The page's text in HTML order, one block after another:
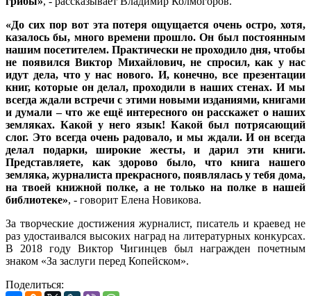
«До сих пор вот эта потеря ощущается очень остро, хотя,
казалось бы, много времени прошло. Он был постоянным
нашим посетителем. Практически не проходило дня, чтобы
не появился Виктор Михайлович, не спросил, как у нас
идут дела, что у нас нового. И, конечно, все презентации
книг, которые он делал, проходили в наших стенах. И мы
всегда ждали встречи с этими новыми изданиями, книгами
и думали – что же ещё интересного он расскажет о наших
земляках. Какой у него язык! Какой был потрясающий
слог. Это всегда очень радовало, и мы ждали. И он всегда
делал подарки, широкие жесты, и дарил эти книги.
Представляете, как здорово было, что книга нашего
земляка, журналиста прекрасного, появлялась у тебя дома,
на твоей книжной полке, а не только на полке в нашей
библиотеке», - говорит Елена Новикова.
За творческие достижения журналист, писатель и краевед не
раз удостаивался высоких наград на литературных конкурсах.
В 2018 году Виктор Чигинцев был награжден почетным
знаком «За заслуги перед Копейском».
Поделиться: